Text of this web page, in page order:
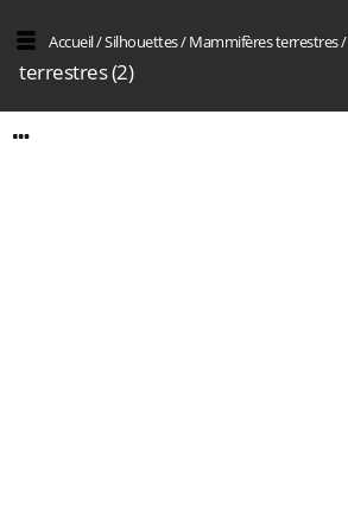
Accueil/Silhouettes/Mammifères terrestres/
terrestres (2)